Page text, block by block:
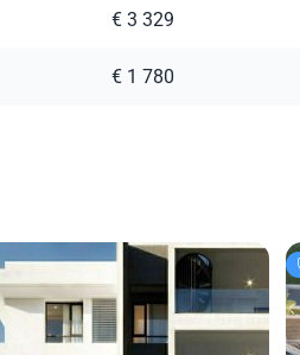
€ 3 329
€ 1 780